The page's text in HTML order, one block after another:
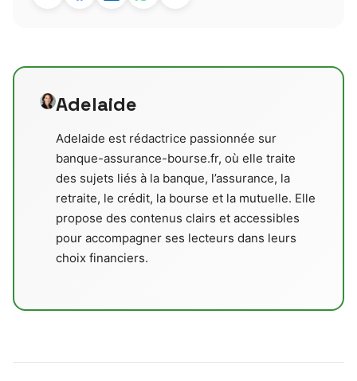
Adelaide
Adelaide est rédactrice passionnée sur
banque-assurance-bourse.fr, où elle traite
des sujets liés à la banque, l’assurance, la
retraite, le crédit, la bourse et la mutuelle. Elle
propose des contenus clairs et accessibles
pour accompagner ses lecteurs dans leurs
choix financiers.